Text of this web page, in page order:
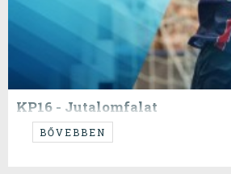
KP16 - Jutalomfalat
BŐVEBBEN